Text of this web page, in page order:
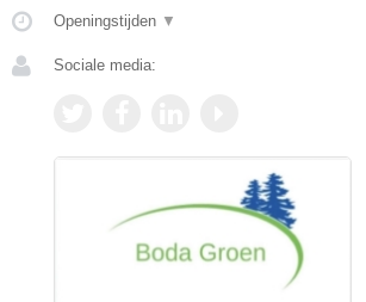
Openingstijden ▼
Sociale media: